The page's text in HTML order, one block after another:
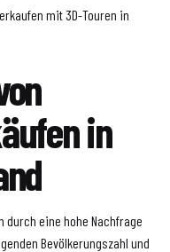
mit 3D-Touren in
in
durch eine hohe Nachfrage
Bevölkerungszahl und